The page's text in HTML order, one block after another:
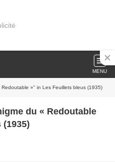
MENU
»" in Les Feuillets bleus (1935)
du « Redoutable